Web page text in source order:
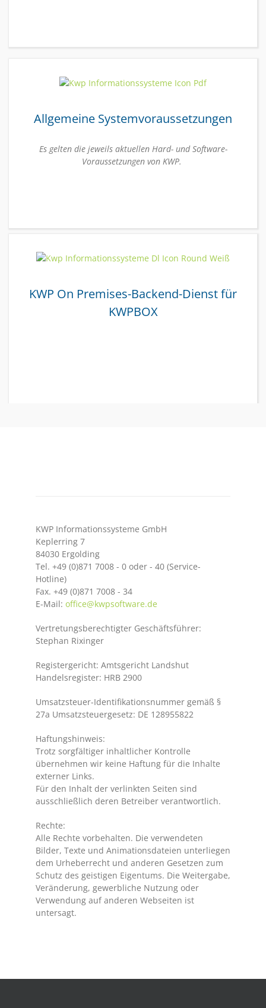
Allgemeine Systemvoraussetzungen
Es gelten die jeweils aktuellen Hard- und Software-
Voraussetzungen von KWP.
KWP On Premises-Backend-Dienst für
KWPBOX
KWP Informationssysteme GmbH
Keplerring 7
84030 Ergolding
Tel. +49 (0)871 7008 - 0 oder - 40 (Service-
Hotline)
Fax. +49 (0)871 7008 - 34
E-Mail: office@kwpsoftware.de
Vertretungsberechtigter Geschäftsführer:
Stephan Rixinger
Registergericht: Amtsgericht Landshut
Handelsregister: HRB 2900
Umsatzsteuer-Identifikationsnummer gemäß §
27a Umsatzsteuergesetz: DE 128955822
Haftungshinweis:
Trotz sorgfältiger inhaltlicher Kontrolle
übernehmen wir keine Haftung für die Inhalte
externer Links.
Für den Inhalt der verlinkten Seiten sind
ausschließlich deren Betreiber verantwortlich.
Rechte:
Alle Rechte vorbehalten. Die verwendeten
Bilder, Texte und Animationsdateien unterliegen
dem Urheberrecht und anderen Gesetzen zum
Schutz des geistigen Eigentums. Die Weitergabe,
Veränderung, gewerbliche Nutzung oder
Verwendung auf anderen Webseiten ist
untersagt.